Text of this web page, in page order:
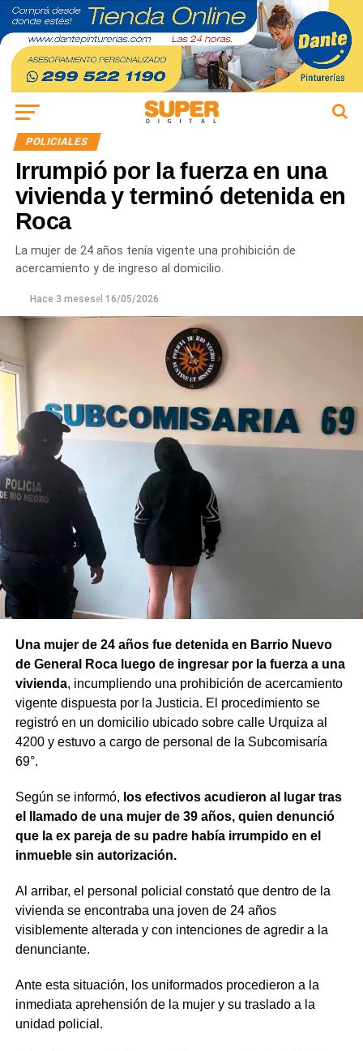
POLICIALES
Irrumpió por la fuerza en una
vivienda y terminó detenida en
Roca
La mujer de 24 años tenía vigente una prohibición de
acercamiento y de ingreso al domicilio.
Hace 3 mesesel 16/05/2026
Una mujer de 24 años fue detenida en Barrio Nuevo
de General Roca luego de ingresar por la fuerza a una
vivienda, incumpliendo una prohibición de acercamiento
vigente dispuesta por la Justicia. El procedimiento se
registró en un domicilio ubicado sobre calle Urquiza al
4200 y estuvo a cargo de personal de la Subcomisaría
69°.
Según se informó, los efectivos acudieron al lugar tras
el llamado de una mujer de 39 años, quien denunció
que la ex pareja de su padre había irrumpido en el
inmueble sin autorización.
Al arribar, el personal policial constató que dentro de la
vivienda se encontraba una joven de 24 años
visiblemente alterada y con intenciones de agredir a la
denunciante.
Ante esta situación, los uniformados procedieron a la
inmediata aprehensión de la mujer y su traslado a la
unidad policial.